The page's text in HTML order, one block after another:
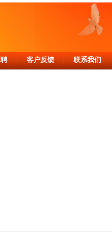
│ 客户反馈 │ 联系我们